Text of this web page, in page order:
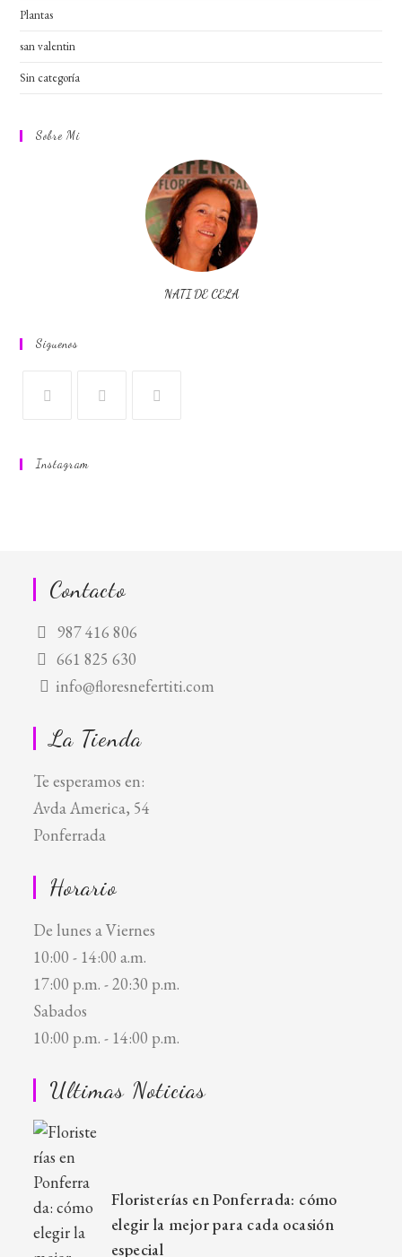
Plantas
san valentin
Sin categoría
Sobre Mi
NATI DE CELA
Siguenos
en
en
Instagram
Contacto
987 416 806
661 825 630
info@floresnefertiti.com
La Tienda
Te esperamos en:
Avda America, 54
Ponferrada
Horario
De lunes a Viernes
10:00 - 14:00 a.m.
17:00 p.m. - 20:30 p.m.
Sabados
10:00 p.m. - 14:00 p.m.
Ultimas Noticias
Floristerías en Ponferrada: cómo
elegir la mejor para cada ocasión
especial